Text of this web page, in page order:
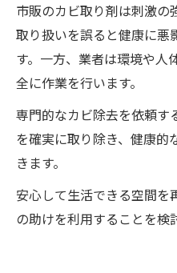
市販のカビ取り剤は刺激の
取り扱いを誤ると健康に悪
す。一方、業者は環境や人
全に作業を行います。
専門的なカビ除去を依頼す
を確実に取り除き、健康
きます。
安心して生活できる空間
の助けを利用することを検